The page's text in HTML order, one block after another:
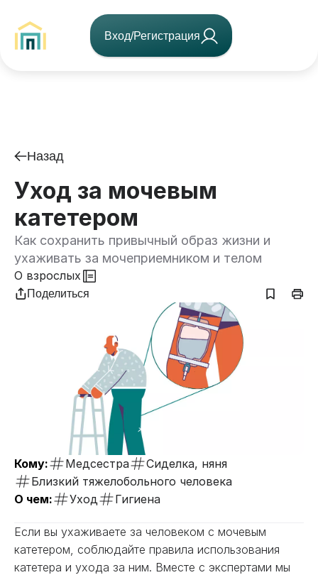
Вход/Регистрация
Назад
Уход за мочевым
катетером
Как сохранить привычный образ жизни и
ухаживать за мочеприемником и телом
О взрослых
Поделиться
Кому: Медсестра
Сиделка, няня
Близкий тяжелобольного человека
О чем:
Уход Гигиена
Если вы ухаживаете за человеком с мочевым
катетером, соблюдайте правила использования
катетера и ухода за ним. Вместе с экспертами мы